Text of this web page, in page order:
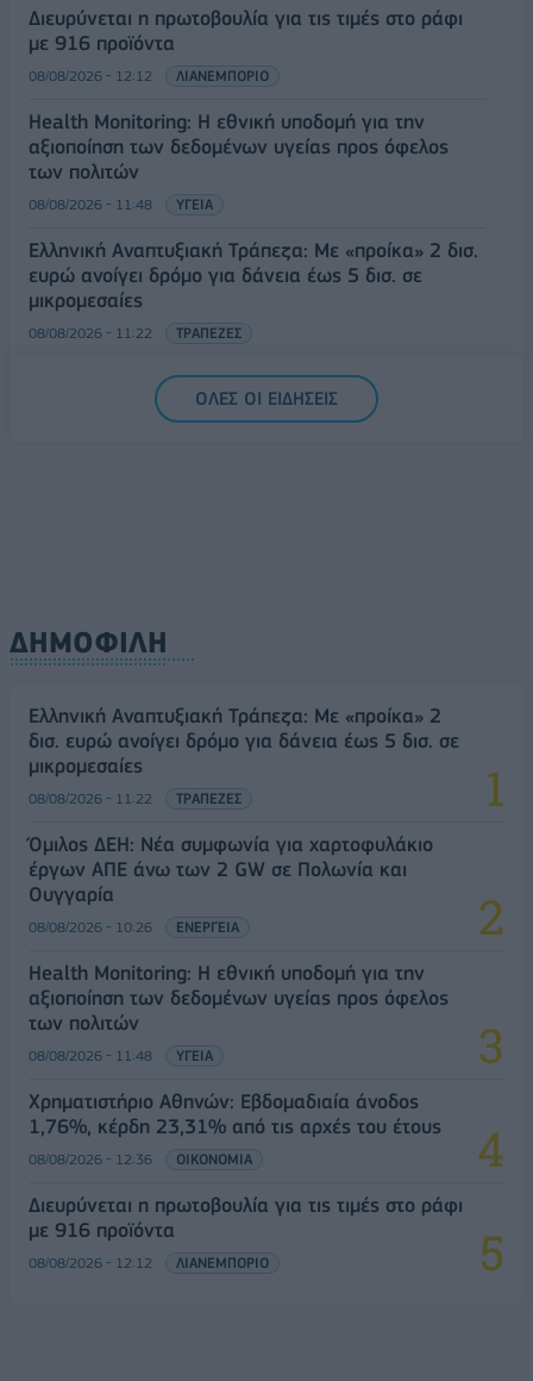
Διευρύνεται η πρωτοβουλία για τις τιμές στο ράφι
με 916 προϊόντα
08/08/2026 - 12:12 ΛΙΑΝΕΜΠΟΡΙΟ
Health Monitoring: Η εθνική υποδομή για την
αξιοποίηση των δεδομένων υγείας προς όφελος
των πολιτών
08/08/2026 - 11:48 ΥΓΕΙΑ
Ελληνική Αναπτυξιακή Τράπεζα: Με «προίκα» 2 δισ.
ευρώ ανοίγει δρόμο για δάνεια έως 5 δισ. σε
μικρομεσαίες
08/08/2026 - 11:22 ΤΡΑΠΕΖΕΣ
5G παντού, 6G στον ορίζοντα: Πού βρίσκεται η
Ελλάδα στη μεγάλη τεχνολογική μετάβαση
ΟΛΕΣ ΟΙ ΕΙΔΗΣΕΙΣ
ΔΗΜΟΦΙΛΗ
Ελληνική Αναπτυξιακή Τράπεζα: Με «προίκα» 2
δισ. ευρώ ανοίγει δρόμο για δάνεια έως 5 δισ. σε
μικρομεσαίες
08/08/2026 - 11:22 ΤΡΑΠΕΖΕΣ
Όμιλος ΔΕΗ: Νέα συμφωνία για χαρτοφυλάκιο
έργων ΑΠΕ άνω των 2 GW σε Πολωνία και
Ουγγαρία
08/08/2026 - 10:26 ΕΝΕΡΓΕΙΑ
Health Monitoring: Η εθνική υποδομή για την
αξιοποίηση των δεδομένων υγείας προς όφελος
των πολιτών
08/08/2026 - 11:48 ΥΓΕΙΑ
Χρηματιστήριο Αθηνών: Εβδομαδιαία άνοδος
1,76%, κέρδη 23,31% από τις αρχές του έτους
08/08/2026 - 12:36 ΟΙΚΟΝΟΜΙΑ
Διευρύνεται η πρωτοβουλία για τις τιμές στο ράφι
με 916 προϊόντα
08/08/2026 - 12:12 ΛΙΑΝΕΜΠΟΡΙΟ